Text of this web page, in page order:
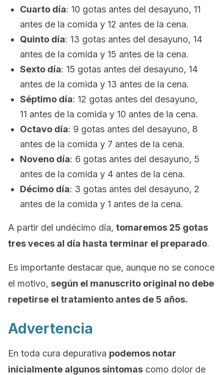
Cuarto día: 10 gotas antes del desayuno, 11
antes de la comida y 12 antes de la cena.
Quinto día: 13 gotas antes del desayuno, 14
antes de la comida y 15 antes de la cena.
Sexto día: 15 gotas antes del desayuno, 14
antes de la comida y 13 antes de la cena.
Séptimo día: 12 gotas antes del desayuno,
11 antes de la comida y 10 antes de la cena.
Octavo día: 9 gotas antes del desayuno, 8
antes de la comida y 7 antes de la cena.
Noveno día: 6 gotas antes del desayuno, 5
antes de la comida y 4 antes de la cena.
Décimo día: 3 gotas antes del desayuno, 2
antes de la comida y 1 antes de la cena.
A partir del undécimo día, tomaremos 25 gotas
tres veces al día hasta terminar el preparado.
Es importante destacar que, aunque no se conoce
el motivo, según el manuscrito original no debe
repetirse el tratamiento antes de 5 años.
Advertencia
En toda cura depurativa podemos notar
inicialmente algunos síntomas como dolor de